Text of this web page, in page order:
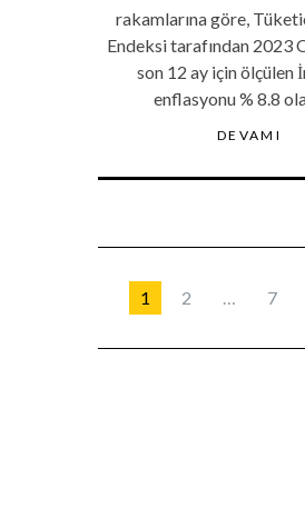
rakamlarına göre,
Endeksi tarafından 2023
son 12 ay için ölçülen
enflasyonu % 8.8
DEVAMI
1 2 7